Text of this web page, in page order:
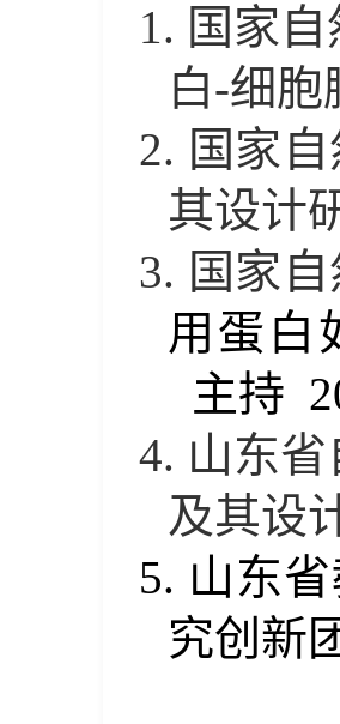
1. 国家
白-细胞
2. 国家
其设计
3. 国家
用蛋白
主持
4. 山东
及其设
5. 山东
究创新